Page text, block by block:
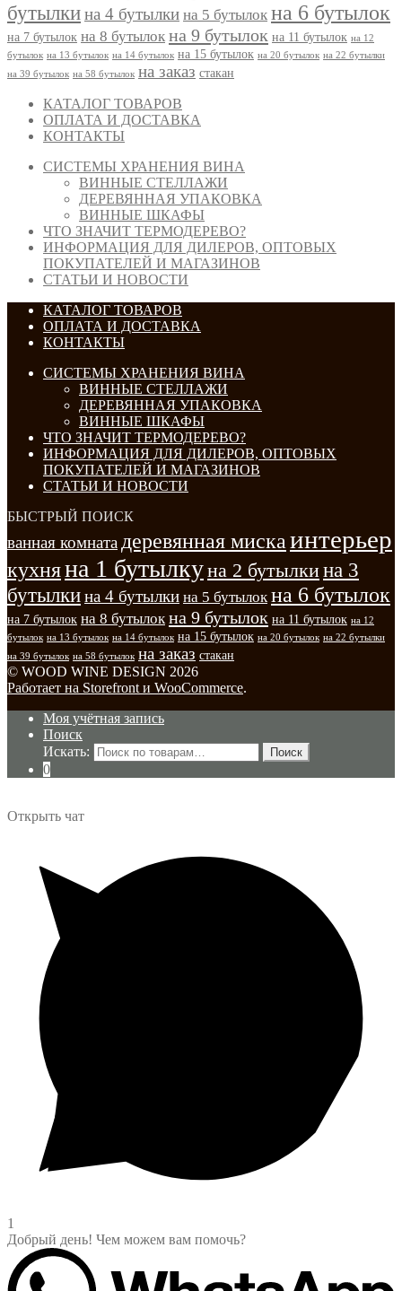
бутылкина 4 бутылки на 5 бутылок на 6 бутылок
на 7 бутылок на 8 бутылок на 9 бутылок на 11 бутылок на 12
бутылок на 13 бутылок на 14 бутылок на 15 бутылок на 20 бутылок на 22 бутылки
на 39 бутылок на 58 бутылок на заказ стакан
КАТАЛОГ ТОВАРОВ
ОПЛАТА И ДОСТАВКА
КОНТАКТЫ
СИСТЕМЫ ХРАНЕНИЯ ВИНА
ВИННЫЕ СТЕЛЛАЖИ
ДЕРЕВЯННАЯ УПАКОВКА
ВИННЫЕ ШКАФЫ
ЧТО ЗНАЧИТ ТЕРМОДЕРЕВО?
ИНФОРМАЦИЯ ДЛЯ ДИЛЕРОВ, ОПТОВЫХ
ПОКУПАТЕЛЕЙ И МАГАЗИНОВ
СТАТЬИ И НОВОСТИ
КАТАЛОГ ТОВАРОВ
ОПЛАТА И ДОСТАВКА
КОНТАКТЫ
СИСТЕМЫ ХРАНЕНИЯ ВИНА
ВИННЫЕ СТЕЛЛАЖИ
ДЕРЕВЯННАЯ УПАКОВКА
ВИННЫЕ ШКАФЫ
ЧТО ЗНАЧИТ ТЕРМОДЕРЕВО?
ИНФОРМАЦИЯ ДЛЯ ДИЛЕРОВ, ОПТОВЫХ
ПОКУПАТЕЛЕЙ И МАГАЗИНОВ
СТАТЬИ И НОВОСТИ
БЫСТРЫЙ ПОИСК
ванная комната деревянная миска интерьер
кухняна 1 бутылкуна 2 бутылкина 3
бутылкина 4 бутылки на 5 бутылок на 6 бутылок
на 7 бутылок на 8 бутылок на 9 бутылок на 11 бутылок на 12
бутылок на 13 бутылок на 14 бутылок на 15 бутылок на 20 бутылок на 22 бутылки
на 39 бутылок на 58 бутылок на заказ стакан
© WOOD WINE DESIGN 2026
Работает на Storefront и WooCommerce.
Моя учётная запись
Поиск
Искать:
Поиск
0
Открыть чат
1
Добрый день! Чем можем вам помочь?